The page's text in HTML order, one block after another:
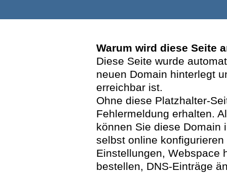
Warum wird diese Seite
Diese Seite wurde
neuen Domain hinterlegt
erreichbar ist.
Ohne diese Platzhalter-
Fehlermeldung erhalten.
können Sie diese Domain
selbst online
Einstellungen, Webspace
bestellen, DNS-Einträge